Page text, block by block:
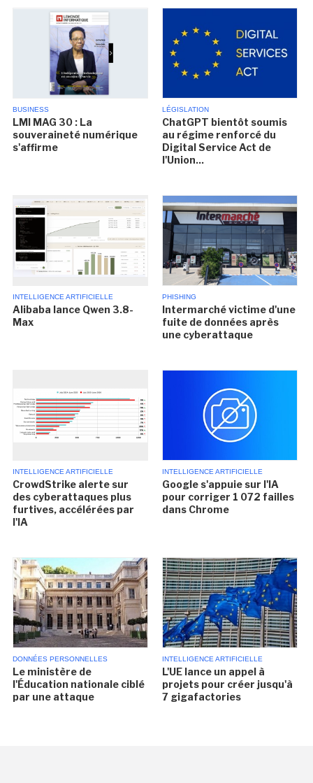
BUSINESS
LMI MAG 30 : La
souveraineté numérique
s'affirme
LÉGISLATION
ChatGPT bientôt soumis
au régime renforcé du
Digital Service Act de
l'Union...
INTELLIGENCE ARTIFICIELLE
Alibaba lance Qwen 3.8-
Max
PHISHING
Intermarché victime d'une
fuite de données après
une cyberattaque
INTELLIGENCE ARTIFICIELLE
CrowdStrike alerte sur
des cyberattaques plus
furtives, accélérées par
l'IA
INTELLIGENCE ARTIFICIELLE
Google s'appuie sur l'IA
pour corriger 1 072 failles
dans Chrome
DONNÉES PERSONNELLES
Le ministère de
l'Éducation nationale ciblé
par une attaque
INTELLIGENCE ARTIFICIELLE
L'UE lance un appel à
projets pour créer jusqu'à
7 gigafactories